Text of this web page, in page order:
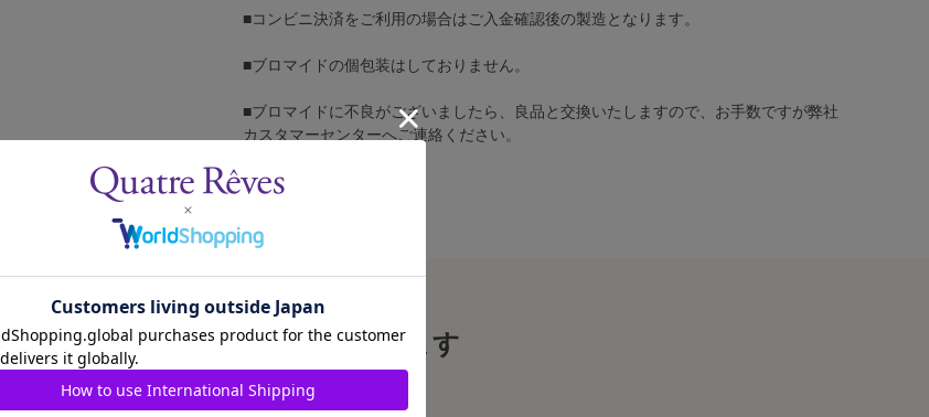
■コンビニ決済をご利用の場合はご入金確認後の製造となります。
■ブロマイドの個包装はしておりません。
■ブロマイドに不良がございましたら、良品と交換いたしますので、お手数ですが弊社
カスタマーセンターへご連絡ください。
を見た人はこんな商品も見ています